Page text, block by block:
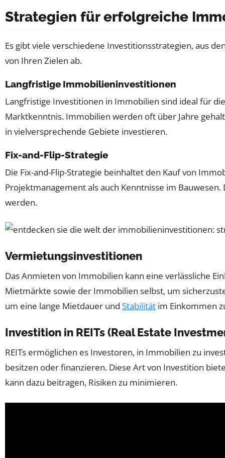
Strategien für erfolgreiche
Es gibt viele verschiedene Investitionsstrategien, aus
von Ihren Zielen ab.
Langfristige Immobilieninvestitionen
Langfristige Investitionen in Immobilien sind ideal für
Marktkenntnis. Immobilien werden oft über Jahre
in vielversprechende Gebiete investieren.
Fix-and-Flip-Strategie
Die Fix-and-Flip-Strategie beinhaltet den Kauf von
Projektmanagement als auch Kenntnisse im
werden.
Vermietungsinvestitionen
Das Anmieten von Immobilien kann eine verlässliche
Mietmärkte sowie der Immobilien selbst, um
um eine lange Mietdauer und Stabilität im Einkommen
Investition in REITs (Real Estate
REITs ermöglichen es Investoren, in Immobilien zu
besitzen oder finanzieren. Diese Art von Investition
kann dazu beitragen, Risiken zu minimieren.